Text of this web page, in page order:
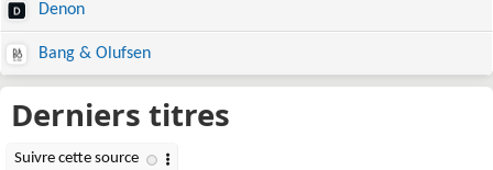
Denon
Bang & Olufsen